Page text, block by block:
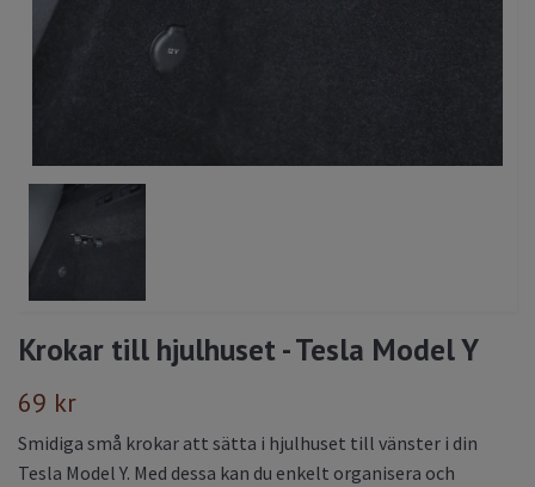
Krokar till hjulhuset - Tesla Model Y
69 kr
Smidiga små krokar att sätta i hjulhuset till vänster i din
Tesla Model Y. Med dessa kan du enkelt organisera och